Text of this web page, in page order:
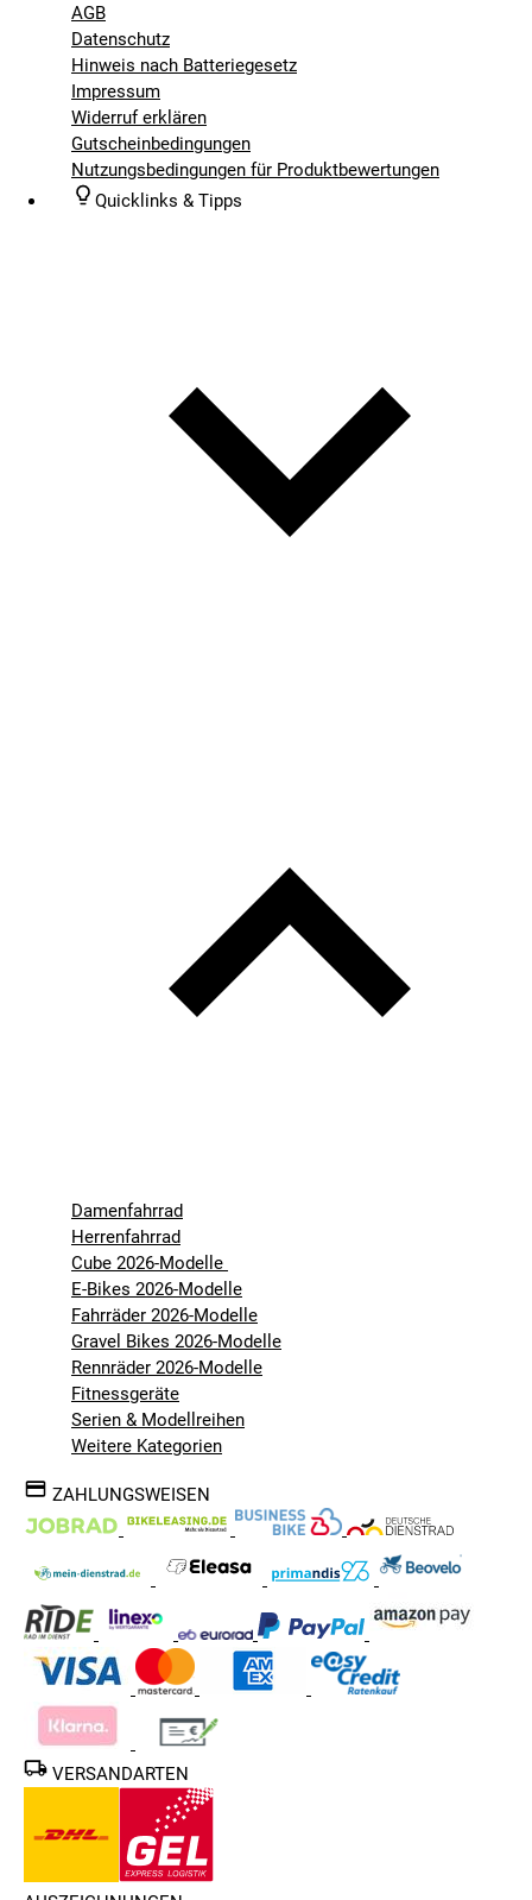
AGB
Datenschutz
Hinweis nach Batteriegesetz
Impressum
Widerruf erklären
Gutscheinbedingungen
Nutzungsbedingungen für Produktbewertungen
Quicklinks & Tipps
Damenfahrrad
Herrenfahrrad
Cube 2026-Modelle
E-Bikes 2026-Modelle
Fahrräder 2026-Modelle
Gravel Bikes 2026-Modelle
Rennräder 2026-Modelle
Fitnessgeräte
Serien & Modellreihen
Weitere Kategorien
ZAHLUNGSWEISEN
VERSANDARTEN